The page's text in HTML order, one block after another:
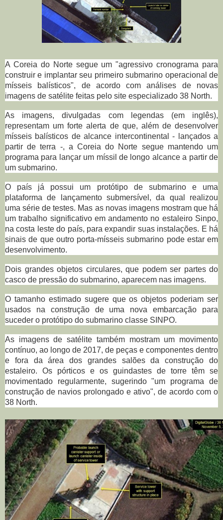
A Coreia do Norte segue um "agressivo cronograma para
construir e implantar seu primeiro submarino operacional de
mísseis balísticos", de acordo com análises de novas
imagens de satélite feitas pelo site especializado 38 North.
As imagens, divulgadas com legendas (em inglês),
representam um forte alerta de que, além de desenvolver
mísseis balísticos de alcance intercontinental - lançados a
partir de terra -, a Coreia do Norte segue mantendo um
programa para lançar um míssil de longo alcance a partir de
um submarino.
O país já possui um protótipo de submarino e uma
plataforma de lançamento submersível, da qual realizou
uma série de testes. Mas as novas imagens mostram que há
um trabalho significativo em andamento no estaleiro Sinpo,
na costa leste do país, para expandir suas instalações. E há
sinais de que outro porta-mísseis submarino pode estar em
desenvolvimento.
Dois grandes objetos circulares, que podem ser partes do
casco de pressão do submarino, aparecem nas imagens.
O tamanho estimado sugere que os objetos poderiam ser
usados na construção de uma nova embarcação para
suceder o protótipo do submarino classe SINPO.
As imagens de satélite também mostram um movimento
contínuo, ao longo de 2017, de peças e componentes dentro
e fora da área dos grandes salões da construção do
estaleiro. Os pórticos e os guindastes de torre têm se
movimentado regularmente, sugerindo "um programa de
construção de navios prolongado e ativo", de acordo com o
38 North.